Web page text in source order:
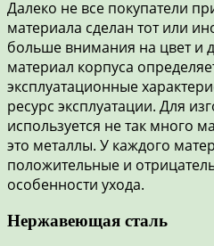
Далеко не все покупатели
материала сделан тот или
больше внимания на цвет и
материал корпуса
эксплуатационные
ресурс эксплуатации. Для
используется не так много
это металлы. У каждого
положительные и
особенности ухода.
Нержавеющая сталь